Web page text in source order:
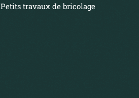
Petits travaux de bricolage